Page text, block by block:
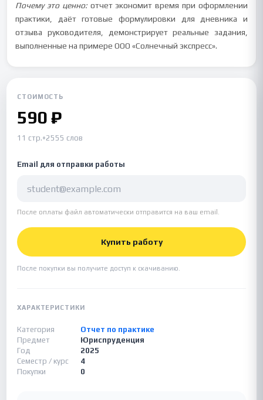
Почему это ценно:отчет экономит время при оформлении
практики, даёт готовые формулировки для дневника и
отзыва руководителя, демонстрирует реальные задания,
выполненные на примере ООО «Солнечный экспресс».
СТОИМОСТЬ
590 ₽
11 стр.•2555 слов
Email для отправки работы
После оплаты файл автоматически отправится на ваш email.
Купить работу
После покупки вы получите доступ к скачиванию.
ХАРАКТЕРИСТИКИ
Категория
Отчет по практике
Предмет
Юриспруденция
Год
2025
Семестр / курс
4
Покупки
0